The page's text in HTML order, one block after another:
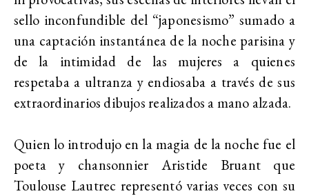
sello inconfundible del “japonesismo” sumado a
una captación instantánea de la noche parisina y
de la intimidad de las mujeres a quienes
respetaba a ultranza y endiosaba a través de sus
extraordinarios dibujos realizados a mano alzada.
Quien lo introdujo en la magia de la noche fue el
poeta y chansonnier Aristide Bruant que
Toulouse Lautrec representó varias veces con su